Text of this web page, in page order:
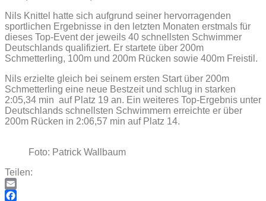
Nils Knittel hatte sich aufgrund seiner hervorragenden
sportlichen Ergebnisse in den letzten Monaten erstmals für
dieses Top-Event der jeweils 40 schnellsten Schwimmer
Deutschlands qualifiziert. Er startete über 200m
Schmetterling, 100m und 200m Rücken sowie 400m Freistil.
Nils erzielte gleich bei seinem ersten Start über 200m
Schmetterling eine neue Bestzeit und schlug in starken
2:05,34 min auf Platz 19 an. Ein weiteres Top-Ergebnis unter
Deutschlands schnellsten Schwimmern erreichte er über
200m Rücken in 2:06,57 min auf Platz 14.
Foto: Patrick Wallbaum
Teilen:
Email